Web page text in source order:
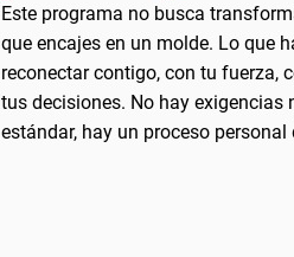
Este programa no busca
que encajes en un molde. Lo que
reconectar contigo, con tu fuerza,
tus decisiones. No hay exigencias
estándar, hay un proceso personal